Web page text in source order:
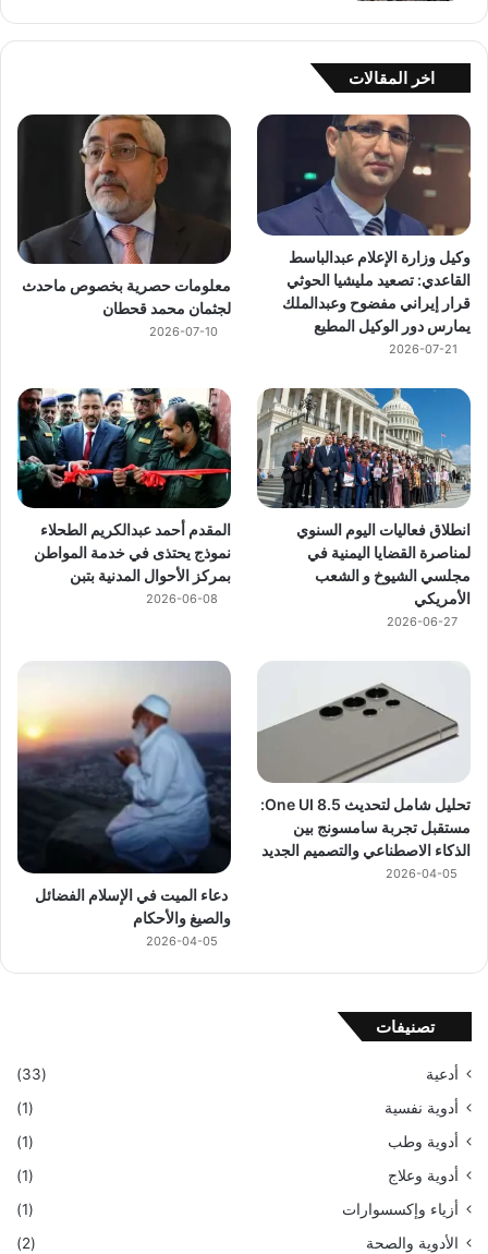
اخر المقالات
وكيل وزارة الإعلام عبدالباسط
القاعدي: تصعيد مليشيا الحوثي
قرار إيراني مفضوح وعبدالملك
يمارس دور الوكيل المطيع
2026-07-21
معلومات حصرية بخصوص ماحدث
لجثمان محمد قحطان
2026-07-10
انطلاق فعاليات اليوم السنوي
لمناصرة القضايا اليمنية في
مجلسي الشيوخ و الشعب
الأمريكي
2026-06-27
المقدم أحمد عبدالكريم الطحلاء
نموذج يحتذى في خدمة المواطن
بمركز الأحوال المدنية بتبن
2026-06-08
تحليل شامل لتحديث One UI 8.5:
مستقبل تجربة سامسونج بين
الذكاء الاصطناعي والتصميم الجديد
2026-04-05
دعاء الميت في الإسلام الفضائل
والصيغ والأحكام
2026-04-05
تصنيفات
أدعية
(33)
أدوية نفسية
(1)
أدوية وطب
(1)
أدوية وعلاج
(1)
أزياء وإكسسوارات
(1)
الأدوية والصحة
(2)